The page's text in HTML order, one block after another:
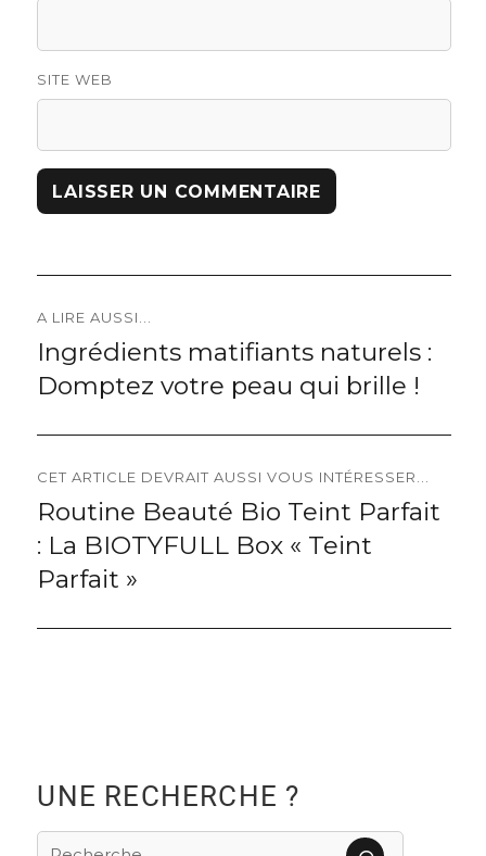
SITE WEB
Navigation
de
A LIRE AUSSI...
Previous
post:
Ingrédients matifiants naturels :
Domptez votre peau qui brille !
CET ARTICLE DEVRAIT AUSSI VOUS INTÉRESSER...
Next
post:
Routine Beauté Bio Teint Parfait
: La BIOTYFULL Box « Teint
Parfait »
UNE RECHERCHE ?
Recherche